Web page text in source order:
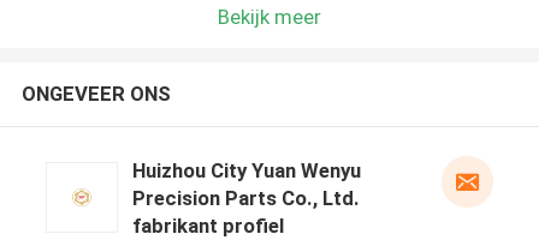
Bekijk meer
ONGEVEER ONS
Huizhou City Yuan Wenyu
Precision Parts Co., Ltd.
fabrikant profiel